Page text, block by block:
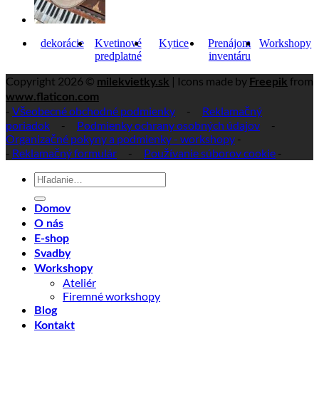
dekorácie
Kvetinové
predplatné
Kytice
Prenájom
inventáru
Workshopy
Copyright 2026 © milekvietky.sk | Icons made by Freepik from
www.flaticon.com
- Všeobecné obchodné podmienky - Reklamačný
poriadok - Podmienky ochrany osobných údajov -
Organizačné pokyny a podmienky - workshopy -
- Reklamačný formulár - Používanie súborov cookie -
Hľadať:
Domov
O nás
E-shop
Svadby
Workshopy
Ateliér
Firemné workshopy
Blog
Kontakt